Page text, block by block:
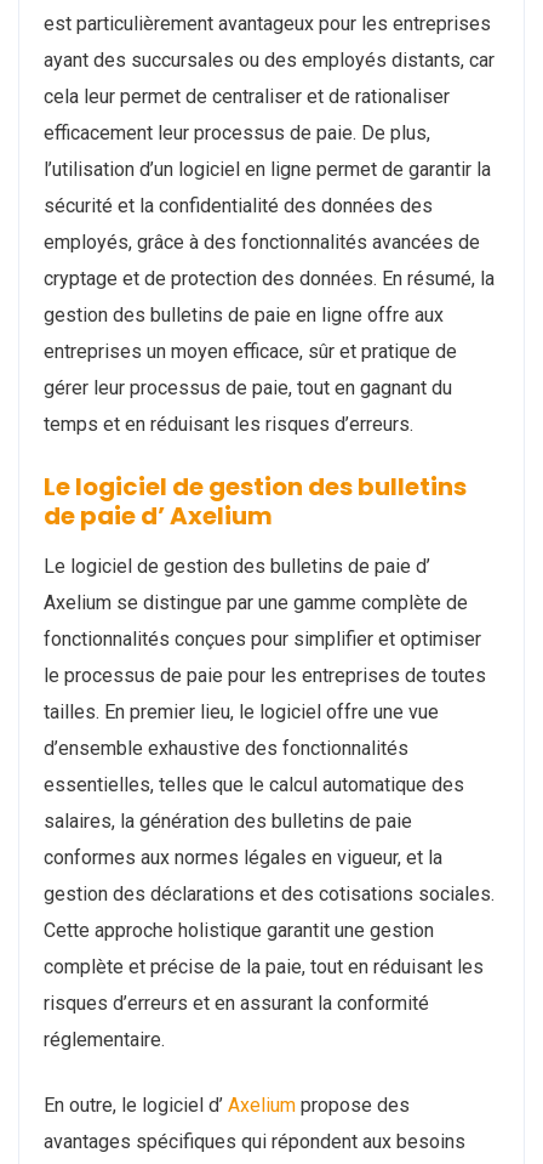
est particulièrement avantageux pour les entreprises
ayant des succursales ou des employés distants, car
cela leur permet de centraliser et de rationaliser
efficacement leur processus de paie. De plus,
l’utilisation d’un logiciel en ligne permet de garantir la
sécurité et la confidentialité des données des
employés, grâce à des fonctionnalités avancées de
cryptage et de protection des données. En résumé, la
gestion des bulletins de paie en ligne offre aux
entreprises un moyen efficace, sûr et pratique de
gérer leur processus de paie, tout en gagnant du
temps et en réduisant les risques d’erreurs.
Le logiciel de gestion des bulletins
de paie d’ Axelium
Le logiciel de gestion des bulletins de paie d’
Axelium se distingue par une gamme complète de
fonctionnalités conçues pour simplifier et optimiser
le processus de paie pour les entreprises de toutes
tailles. En premier lieu, le logiciel offre une vue
d’ensemble exhaustive des fonctionnalités
essentielles, telles que le calcul automatique des
salaires, la génération des bulletins de paie
conformes aux normes légales en vigueur, et la
gestion des déclarations et des cotisations sociales.
Cette approche holistique garantit une gestion
complète et précise de la paie, tout en réduisant les
risques d’erreurs et en assurant la conformité
réglementaire.
En outre, le logiciel d’ Axelium propose des
avantages spécifiques qui répondent aux besoins